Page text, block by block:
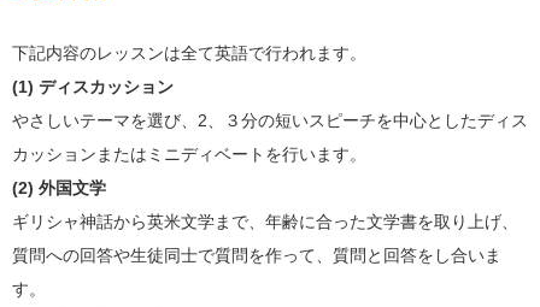
下記内容のレッスンは全て英語で行われます。
(1) ディスカッション
やさしいテーマを選び、2、３分の短いスピーチを中心としたディス
カッションまたはミニディベートを行います。
(2) 外国文学
ギリシャ神話から英米文学まで、年齢に合った文学書を取り上げ、
質問への回答や生徒同士で質問を作って、質問と回答をし合いま
す。